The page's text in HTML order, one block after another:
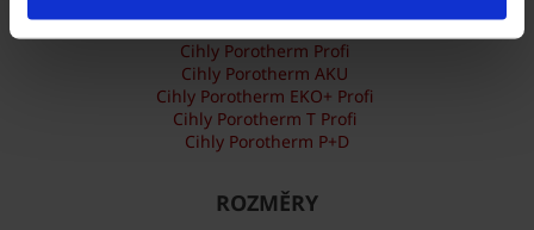
Cihly Porotherm Profi
Cihly Porotherm AKU
Cihly Porotherm EKO+ Profi
Cihly Porotherm T Profi
Cihly Porotherm P+D
ROZMĚRY